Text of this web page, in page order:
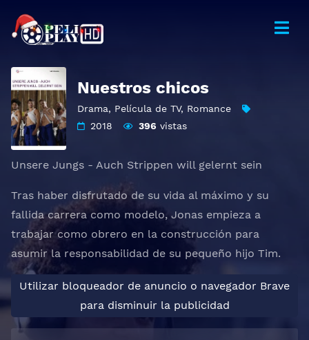
Nuestros chicos
Drama, Película de TV, Romance
2018
396 vistas
Unsere Jungs - Auch Strippen will gelernt sein
Tras haber disfrutado de su vida al máximo y su
fallida carrera como modelo, Jonas empieza a
trabajar como obrero en la construcción para
asumir la responsabilidad de su pequeño hijo Tim.
Utilizar bloqueador de anuncio o navegador Brave
para disminuir la publicidad